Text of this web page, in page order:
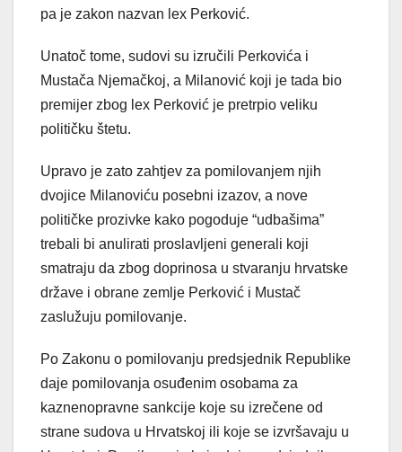
pa je zakon nazvan lex Perković.
Unatoč tome, sudovi su izručili Perkovića i
Mustača Njemačkoj, a Milanović koji je tada bio
premijer zbog lex Perković je pretrpio veliku
političku štetu.
Upravo je zato zahtjev za pomilovanjem njih
dvojice Milanoviću posebni izazov, a nove
političke prozivke kako pogoduje “udbašima”
trebali bi anulirati proslavljeni generali koji
smatraju da zbog doprinosa u stvaranju hrvatske
države i obrane zemlje Perković i Mustač
zaslužuju pomilovanje.
Po Zakonu o pomilovanju predsjednik Republike
daje pomilovanja osuđenim osobama za
kaznenopravne sankcije koje su izrečene od
strane sudova u Hrvatskoj ili koje se izvršavaju u